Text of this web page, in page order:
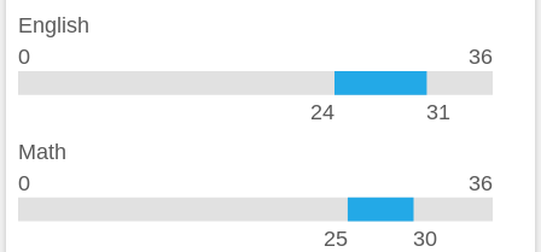
セクハラ
法定強姦 0
English
0
36
24 31
Math
0 36
25 30